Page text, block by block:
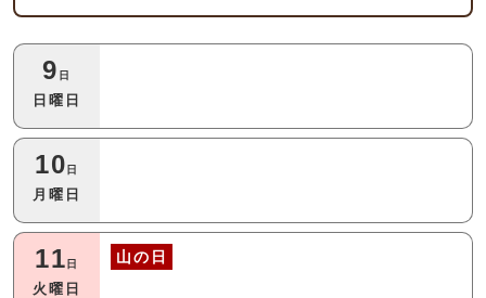
今月の本日以降のイベント
9 日
日曜日
10 日
月曜日
11 日
火曜日
山の日